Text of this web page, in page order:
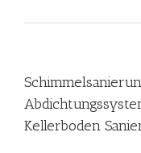
Kellerboden